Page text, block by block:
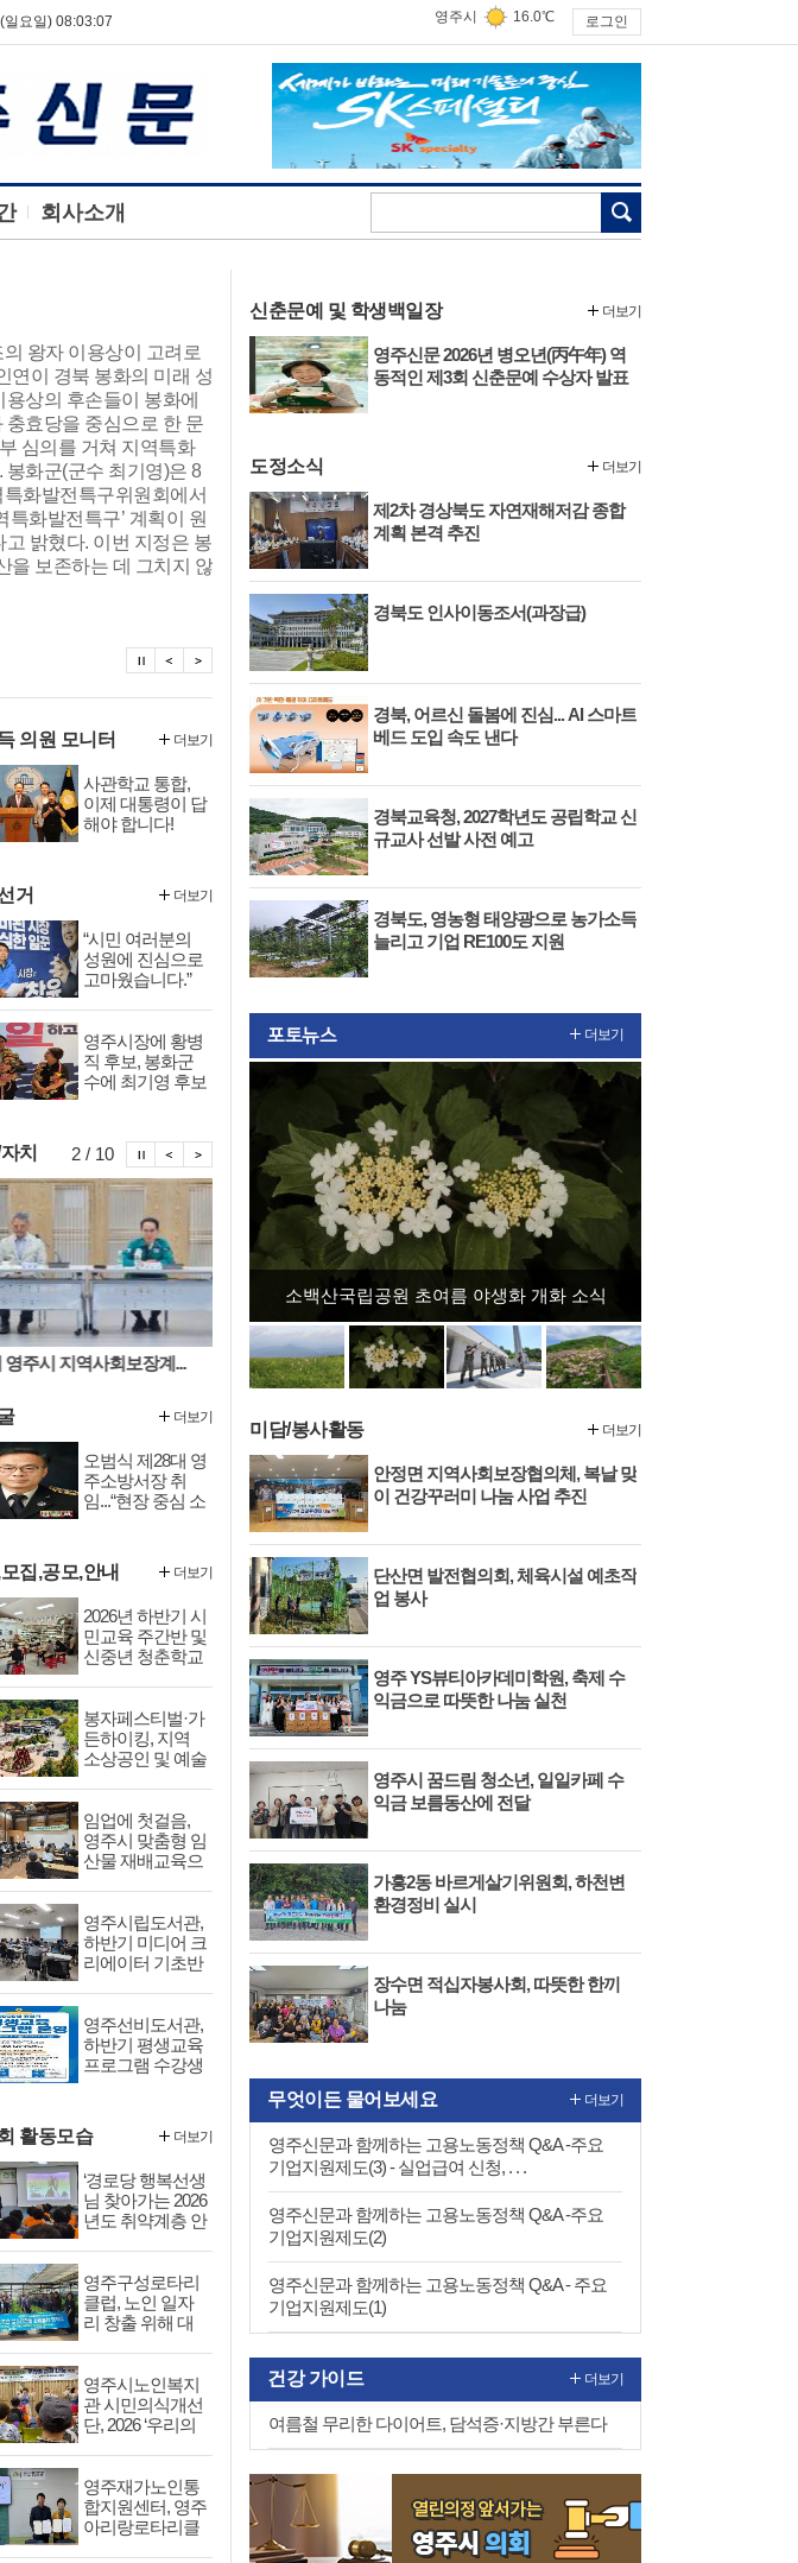
일요일) 08:03:08 영주시 16.0℃ 로그인
회사소개
왕자 이용상이 고려로
연이 경북 봉화의 미래 성
상의 후손들이 봉화에
효당을 중심으로 한 문
심의를 거쳐 지역특화
화군(군수 최기영)은 8
화발전특구위원회에서
특화발전특구’ 계획이 원
밝혔다. 이번 지정은 봉
을 보존하는 데 그치지 않
탑뉴스 이전보기
탑뉴스 다음보기
탑뉴스 정지
의원 모니터
사관학교 통합,
이제 대통령이 답
해야 합니다!
더보기
거
“시민 여러분의
성원에 진심으로
고마웠습니다.”
영주시장에 황병
직 후보, 봉화군
수에 최기영 후보
더보기
치
영주시 지역사회보장계... 국회 방문해 2027년 국가... 영주 서천에서 주문하면 드론...
2 / 10 시정뉴스 이전보기
시정뉴스 다음보기
시정뉴스 정지
오범식 제28대 영
주소방서장 취
임...“현장 중심 소
더보기
집,공모,안내
2026년 하반기 시
민교육 주간반 및
신중년 청춘학교
봉자페스티벌·가
든하이킹, 지역
소상공인 및 예술
임업에 첫걸음,
영주시 맞춤형 임
산물 재배교육으
영주시립도서관,
하반기 미디어 크
리에이터 기초반
영주선비도서관,
하반기 평생교육
프로그램 수강생
더보기
활동모습
‘경로당 행복선생
님 찾아가는 2026
년도 취약계층 안
영주구성로타리
클럽, 노인 일자
리 창출 위해 대
농장’ 기증
영주시노인복지
관 시민의식개선
단, 2026 ‘우리의
영주재가노인통
합지원센터, 영주
아리랑로타리클
더보기
신춘문예 및 학생백일장
영주신문 2026년 병오년(丙午年) 역
동적인 제3회 신춘문예 수상자 발표
더보기
도정소식
제2차 경상북도 자연재해저감 종합
계획 본격 추진
경북도 인사이동조서(과장급)
경북, 어르신 돌봄에 진심... AI 스마트
베드 도입 속도 낸다
경북교육청, 2027학년도 공립학교 신
규교사 선발 사전 예고
경북도, 영농형 태양광으로 농가소득
늘리고 기업 RE100도 지원
더보기
포토뉴스
소백산국립공원 초여름 야생화 개화 소식
더보기
미담/봉사활동
안정면 지역사회보장협의체, 복날 맞
이 건강꾸러미 나눔 사업 추진
단산면 발전협의회, 체육시설 예초작
업 봉사
영주 YS뷰티아카데미학원, 축제 수
익금으로 따뜻한 나눔 실천
영주시 꿈드림 청소년, 일일카페 수
익금 보름동산에 전달
가흥2동 바르게살기위원회, 하천변
환경정비 실시
장수면 적십자봉사회, 따뜻한 한끼
나눔
더보기
무엇이든 물어보세요
영주신문과 함께하는 고용노동정책 Q&A -주요
기업지원제도(3) - 실업급여 신청, . . .
영주신문과 함께하는 고용노동정책 Q&A -주요
기업지원제도(2)
영주신문과 함께하는 고용노동정책 Q&A - 주요
기업지원제도(1)
더보기
건강 가이드
여름철 무리한 다이어트, 담석증·지방간 부른다
더보기